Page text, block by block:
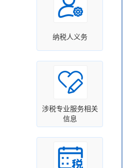
纳税人义务
涉税专业服务相关
信息